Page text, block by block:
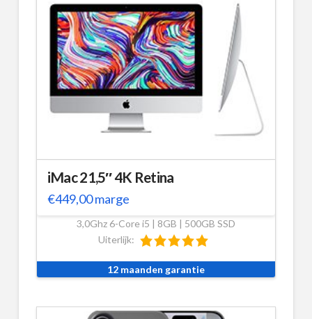
iMac 21,5″ 4K Retina
€449,00marge
3,0Ghz 6-Core i5 | 8GB | 500GB SSD
Uiterlijk:
12 maanden garantie